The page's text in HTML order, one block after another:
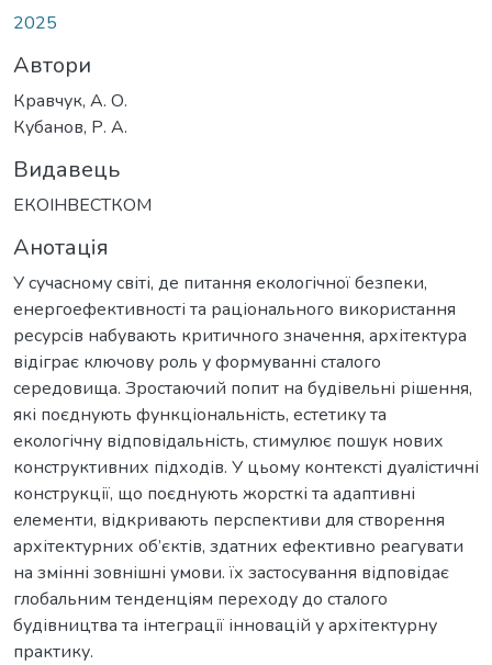
2025
Автори
Кравчук, А. О.
Кубанов, Р. А.
Видавець
ЕКОІНВЕСТКОМ
Анотація
У сучасному світі, де питання екологічної безпеки,
енергоефективності та раціонального використання
ресурсів набувають критичного значен­ня, архітектура
відіграє ключову роль у формуванні сталого
середовища. Зростаючий попит на будівельні рішення,
які поєднують функціональ­ність, естетику та
екологічну відповідальність, стимулює пошук нових
конструктивних підходів. У цьому контексті дуалістичні
конструкції, що поєднують жорсткі та адаптивні
елементи, відкривають перспективи для створення
архітектурних об’єктів, здатних ефективно реагувати
на змінні зовнішні умови. їх застосування відповідає
глобальним тенденціям пере­ходу до сталого
будівництва та інтеграції інновацій у архітектурну
прак­тику.